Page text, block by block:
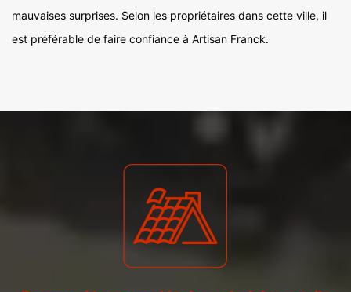
mauvaises surprises. Selon les propriétaires dans cette ville, il
est préférable de faire confiance à Artisan Franck.